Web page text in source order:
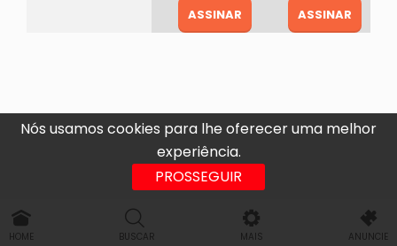
Nós usamos cookies para lhe oferecer uma melhor
experiência.
PROSSEGUIR
ASSINAR ASSINAR
HOME BUSCAR MAIS ANUNCIE